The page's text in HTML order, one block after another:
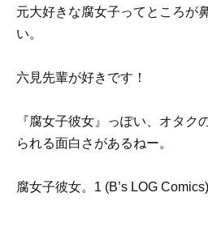
元大好きな腐女子ってところが
い。
六見先輩が好きです！
『腐女子彼女』っぽい、オタク
られる面白さがあるねー。
腐女子彼女。1 (B’s LOG Comics)